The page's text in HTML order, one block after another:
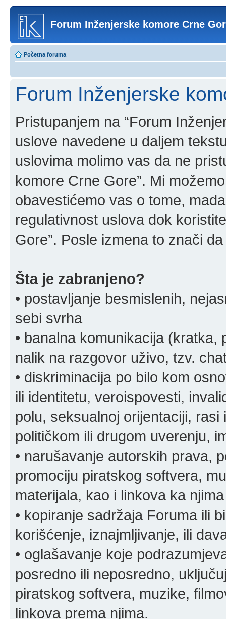
Forum Inženjerske komore Crne
Početna foruma
Forum Inženjerske
Pristupanjem na “Forum
uslove navedene u daljem
uslovima molimo vas da ne
komore Crne Gore”. Mi
obavestićemo vas o tome,
regulativnost uslova dok
Gore”. Posle izmena to znači
Šta je zabranjeno?
• postavljanje besmislenih,
sebi svrha
• banalna komunikacija
nalik na razgovor uživo, tzv.
• diskriminacija po bilo kom
ili identitetu, veroispovesti,
polu, seksualnoj orijentaciji,
političkom ili drugom uverenju,
• narušavanje autorskih prava,
promociju piratskog softvera,
materijala, kao i linkova ka njima
• kopiranje sadržaja Foruma ili
korišćenje, iznajmljivanje, ili
• oglašavanje koje
posredno ili neposredno,
piratskog softvera, muzike,
linkova prema njima.